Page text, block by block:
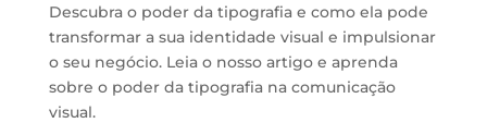
Descubra o poder da tipografia e como ela pode
transformar a sua identidade visual e impulsionar
o seu negócio. Leia o nosso artigo e aprenda
sobre o poder da tipografia na comunicação
visual.